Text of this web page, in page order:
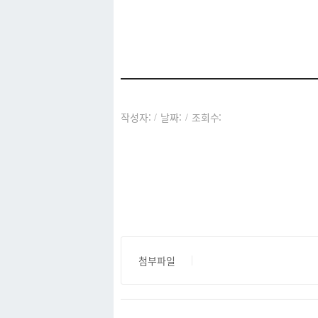
작성자: / 날짜: / 조회수:
첨부파일